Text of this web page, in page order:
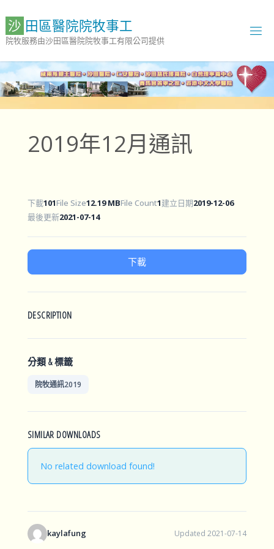
content
沙 田區醫院院牧事工
院牧服務由沙田區醫院院牧事工有限公司提供
2019年12月通訊
下載101File Size12.19 MBFile Count1建立日期2019-12-06
最後更新2021-07-14
下載
DESCRIPTION
分類 & 標籤
院牧通訊2019
SIMILAR DOWNLOADS
No related download found!
kaylafung Updated 2021-07-14